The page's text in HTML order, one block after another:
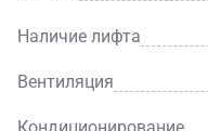
Наличие лифта
Вентиляция